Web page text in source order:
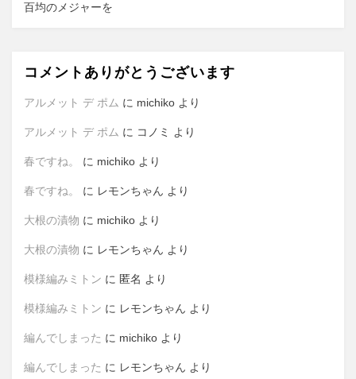
百均のメジャーを
コメントありがとうございます
アルメット デ ポム に michiko より
アルメット デ ポム に コノミ より
春ですね。 に michiko より
春ですね。 に レモンちゃん より
大根の漬物 に michiko より
大根の漬物 に レモンちゃん より
模様編みミトン に 匿名 より
模様編みミトン に レモンちゃん より
編んでしまった に michiko より
編んでしまった に レモンちゃん より